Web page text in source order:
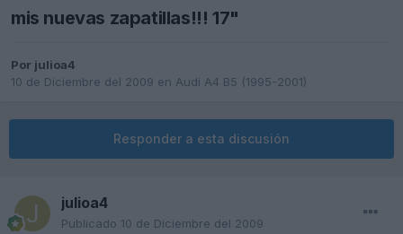
mis nuevas zapatillas!!! 17"
Por julioa4
10 de Diciembre del 2009 en Audi A4 B5 (1995-2001)
Responder a esta discusión
julioa4
Publicado 10 de Diciembre del 2009